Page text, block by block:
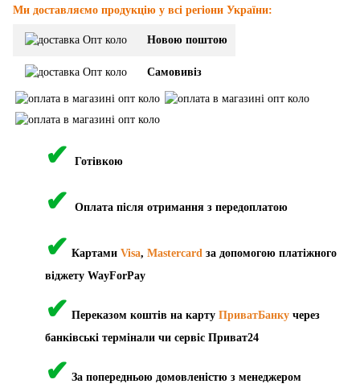
Ми доставляємо продукцію у всі регіони України:
Новою поштою
Самовивіз
✔ Готівкою
✔ Оплата після отримання з передоплатою
✔ Картами Visa, Mastercard за допомогою платіжного
віджету WayForPay
✔ Переказом коштів на карту ПриватБанку через
банківські термінали чи сервіс Приват24
✔ За попередньою домовленістю з менеджером